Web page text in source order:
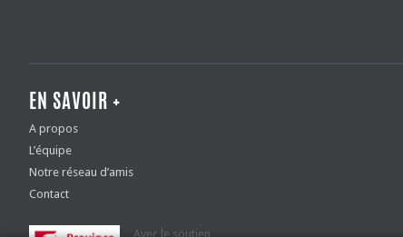
EN SAVOIR +
A propos
L’équipe
Notre réseau d’amis
Contact
Avec le soutien